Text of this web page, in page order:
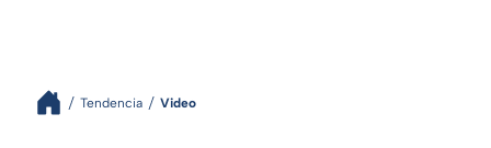
Tendencia Video